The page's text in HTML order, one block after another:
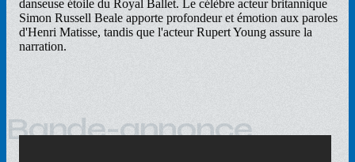
danseuse étoile du Royal Ballet. Le célèbre acteur britannique
Simon Russell Beale apporte profondeur et émotion aux paroles
d'Henri Matisse, tandis que l'acteur Rupert Young assure la
narration.
Bande-annonce